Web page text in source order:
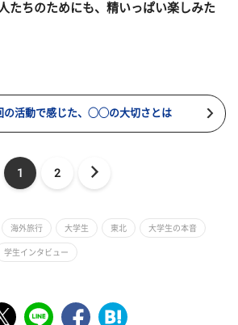
ちのためにも、精いっぱい楽しみた
の活動で感じた、◯◯の大切さとは
1 2
海外旅行 大学生 東北 大学生の本音
学生インタビュー